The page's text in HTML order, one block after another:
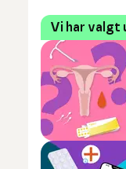
Vi har